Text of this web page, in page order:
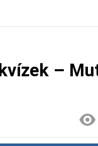
–